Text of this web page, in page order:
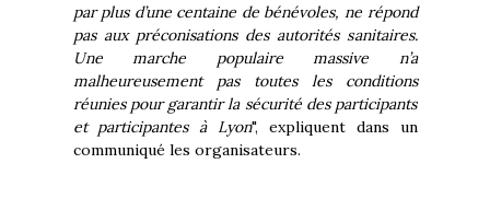
par plus d’une centaine de bénévoles, ne répond
pas aux préconisations des autorités sanitaires.
Une marche populaire massive n’a
malheureusement pas toutes les conditions
réunies pour garantir la sécurité des participants
et participantes à Lyon", expliquent dans un
communiqué les organisateurs.